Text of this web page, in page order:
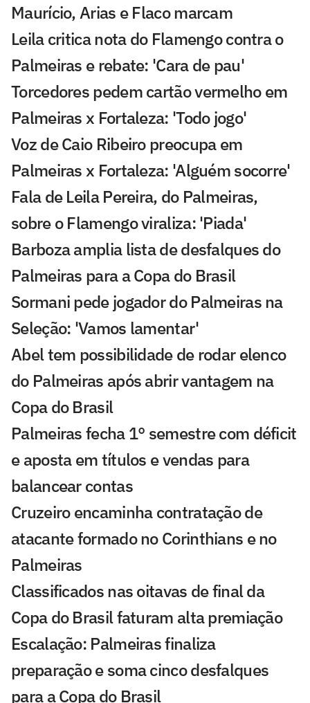
Maurício, Arias e Flaco marcam
Leila critica nota do Flamengo contra o
Palmeiras e rebate: 'Cara de pau'
Torcedores pedem cartão vermelho em
Palmeiras x Fortaleza: 'Todo jogo'
Voz de Caio Ribeiro preocupa em
Palmeiras x Fortaleza: 'Alguém socorre'
Fala de Leila Pereira, do Palmeiras,
sobre o Flamengo viraliza: 'Piada'
Barboza amplia lista de desfalques do
Palmeiras para a Copa do Brasil
Sormani pede jogador do Palmeiras na
Seleção: 'Vamos lamentar'
Abel tem possibilidade de rodar elenco
do Palmeiras após abrir vantagem na
Copa do Brasil
Palmeiras fecha 1° semestre com déficit
e aposta em títulos e vendas para
balancear contas
Cruzeiro encaminha contratação de
atacante formado no Corinthians e no
Palmeiras
Classificados nas oitavas de final da
Copa do Brasil faturam alta premiação
Escalação: Palmeiras finaliza
preparação e soma cinco desfalques
para a Copa do Brasil